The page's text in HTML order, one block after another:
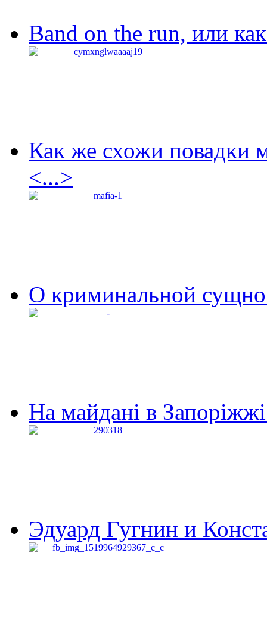
Band on the run, или
Как же схожи повадки
<...>
О криминальной
На майдані в
Эдуард Гугнин и